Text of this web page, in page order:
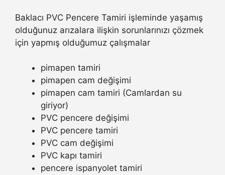
Baklacı PVC Pencere Tamiri işleminde yaşamış
olduğunuz arızalara ilişkin sorunlarınızı çözmek
için yapmış olduğumuz çalışmalar
pimapen tamiri
pimapen cam değişimi
pimapen cam tamiri (Camlardan su
giriyor)
PVC pencere değişimi
PVC pencere tamiri
PVC cam değişimi
PVC kapı tamiri
pencere ispanyolet tamiri